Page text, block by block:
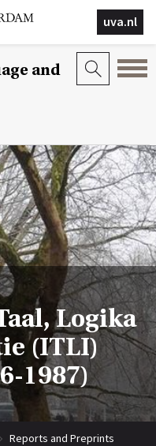
uva.nl
and
Logika
(ITLI)
1987)
Reports and Preprints